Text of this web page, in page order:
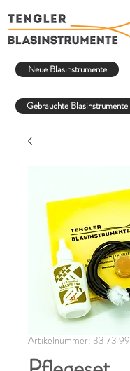
Gebrauchte Blasinstrumente
Neue Blasinstrumente
Artikelnummer: 33 73 99